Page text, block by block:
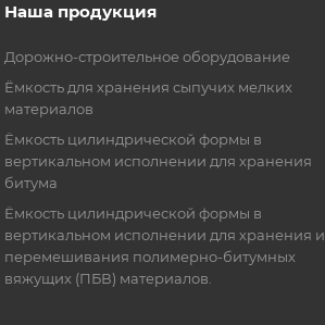
Наша продукция
Дорожно-строительное оборудование
Ёмкость для хранения сыпучих мелких
материалов
Ёмкость цилиндрической формы в
вертикальном исполнении для хранения
битума
Ёмкость цилиндрической формы в
вертикальном исполнении для хранения и
перемешивания полимерно-битумных
вяжущих (ПБВ) материалов.